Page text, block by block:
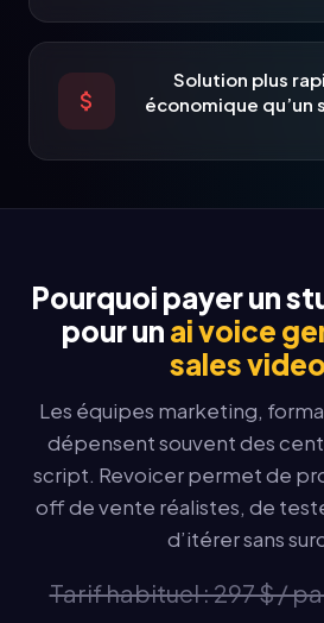
Solution plus
économique qu’un
Pourquoi payer un
pour un ai voice
sales
Les équipes marketing,
dépensent souvent des
script. Revoicer permet de
off de vente réalistes, de
d’itérer sans
Tarif habituel : 297 $ /